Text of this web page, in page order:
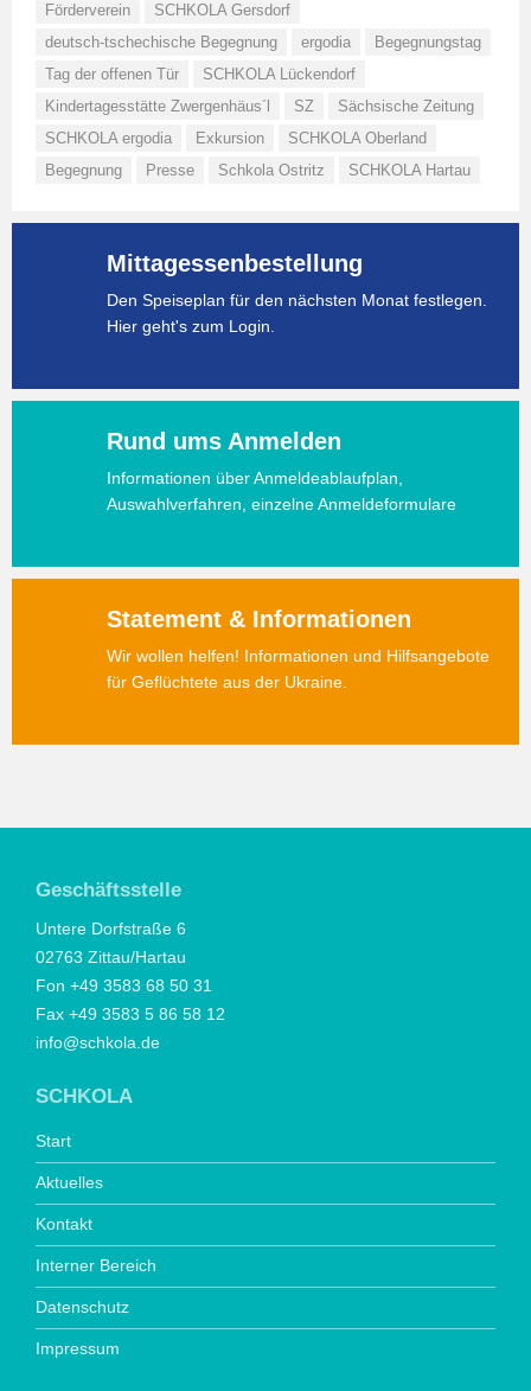
Förderverein
SCHKOLA Gersdorf
deutsch-tschechische Begegnung
ergodia
Begegnungstag
Tag der offenen Tür
SCHKOLA Lückendorf
Kindertagesstätte Zwergenhäus´l
SZ
Sächsische Zeitung
SCHKOLA ergodia
Exkursion
SCHKOLA Oberland
Begegnung
Presse Schkola Ostritz SCHKOLA Hartau
Mittagessenbestellung
Den Speiseplan für den nächsten Monat festlegen.
Hier geht's zum Login.
Rund ums Anmelden
Informationen über Anmeldeablaufplan,
Auswahlverfahren, einzelne Anmeldeformulare
Statement & Informationen
Wir wollen helfen! Informationen und Hilfsangebote
für Geflüchtete aus der Ukraine.
Geschäftsstelle
Untere Dorfstraße 6
02763 Zittau/Hartau
Fon +49 3583 68 50 31
Fax +49 3583 5 86 58 12
info@schkola.de
SCHKOLA
Start
Aktuelles
Kontakt
Interner Bereich
Datenschutz
Impressum